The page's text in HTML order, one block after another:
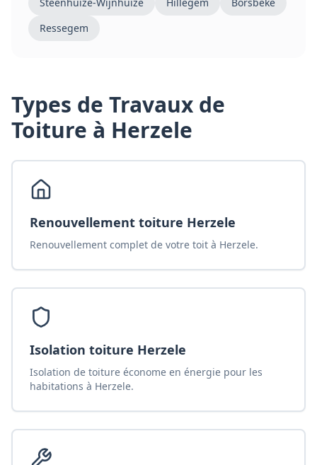
Ressegem
Types de Travaux de
Toiture à Herzele
Renouvellement toiture Herzele
Renouvellement complet de votre toit à Herzele.
Isolation toiture Herzele
Isolation de toiture économe en énergie pour les
habitations à Herzele.